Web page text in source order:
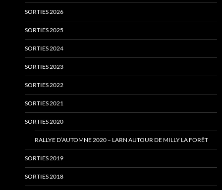
SORTIES 2026
SORTIES 2025
SORTIES 2024
SORTIES 2023
SORTIES 2022
SORTIES 2021
SORTIES 2020
RALLYE D’AUTOMNE 2020 – LARN AUTOUR DE MILLY LA FORÊT
SORTIES 2019
SORTIES 2018